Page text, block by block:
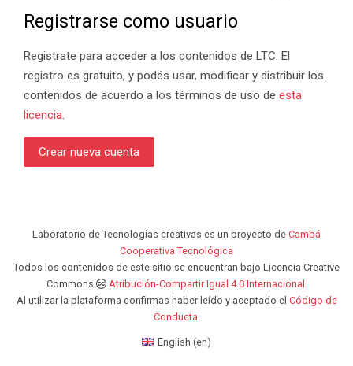
Registrarse como usuario
Registrate para acceder a los contenidos de LTC. El
registro es gratuito, y podés usar, modificar y distribuir los
contenidos de acuerdo a los términos de uso de esta
licencia.
Crear nueva cuenta
Laboratorio de Tecnologías creativas es un proyecto de Cambá
Cooperativa Tecnológica
Todos los contenidos de este sitio se encuentran bajo Licencia Creative
Commons
Atribución-Compartir Igual 4.0 Internacional.
Al utilizar la plataforma confirmas haber leído y aceptado el Código de
Conducta.
English ‎(en)‎